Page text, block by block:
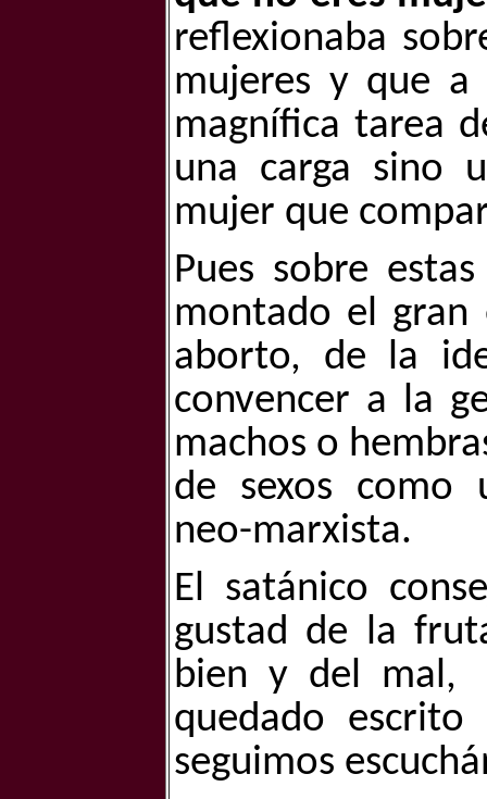
reflexionaba
mujeres y que
magnífica tarea
una carga sino
mujer que
Pues sobre
montado el gran
aborto, de la
convencer a la
machos o
de sexos como
neo-marxista.
El satánico
gustad de la
bien y del mal,
quedado
seguimos